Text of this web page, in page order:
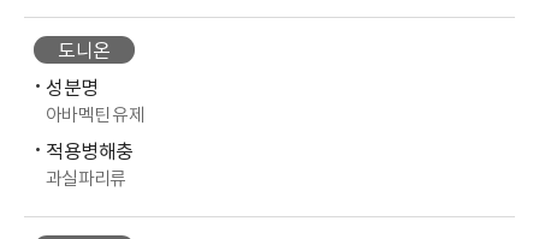
도니온
성분명
아바멕틴 유제
적용병해충
과실파리류